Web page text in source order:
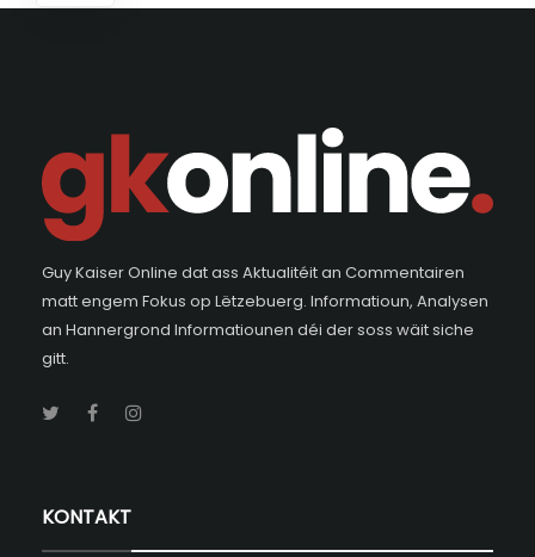
Guy Kaiser Online dat ass Aktualitéit an Commentairen
matt engem Fokus op Lëtzebuerg. Informatioun, Analysen
an Hannergrond Informatiounen déi der soss wäit siche
gitt.
KONTAKT